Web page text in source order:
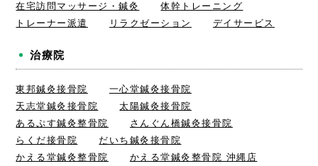
在宅訪問マッサージ・鍼灸
体幹トレーニング
トレーナー派遣
リラクゼーション デイサービス
治療院
東邦鍼灸接骨院
一心堂鍼灸接骨院
天志堂鍼灸接骨院
太陽鍼灸接骨院
あるぷす鍼灸整骨院
さんぐん橋鍼灸接骨院
らくだ接骨院
だいち鍼灸接骨院
かえる堂鍼灸整骨院
かえる堂鍼灸整骨院 沖縄店